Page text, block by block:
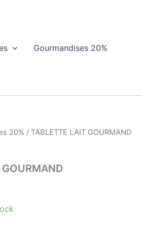
Gourmandises 20%
20% / TABLETTE LAIT GOURMAND